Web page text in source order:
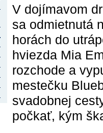
V dojímavom
sa odmietnutá
horách do
hviezda Mia
rozchode a
mestečku
svadobnej
počkať, kým